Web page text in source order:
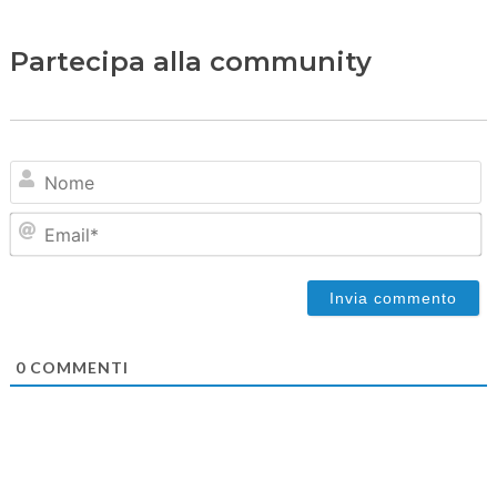
Partecipa alla community
0COMMENTI